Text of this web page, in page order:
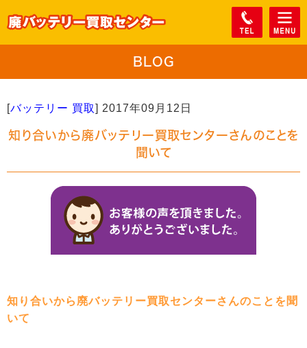
BLOG
[バッテリー 買取] 2017年09月12日
知り合いから廃バッテリー買取センターさんのことを
聞いて
知り合いから廃バッテリー買取センターさんのことを聞
いて